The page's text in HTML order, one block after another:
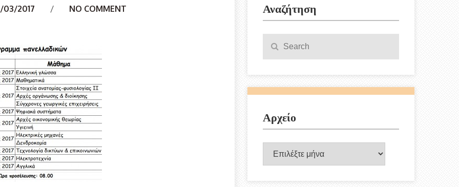
03/2017 NO COMMENT Αναζήτηση
for:Search
Αρχείο